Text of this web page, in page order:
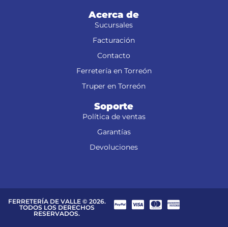
Acerca de
Sucursales
Facturación
Contacto
Ferretería en Torreón
Truper en Torreón
Soporte
Política de ventas
Garantías
Devoluciones
FERRETERÍA DE VALLE © 2026.
TODOS LOS DERECHOS
RESERVADOS.